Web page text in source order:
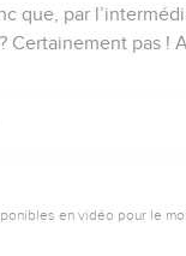
que, par
Certainement pas !
en vidéo pour le